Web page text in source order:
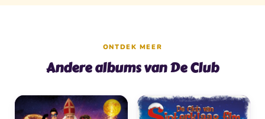
ONTDEK MEER
Andere albums van De Club